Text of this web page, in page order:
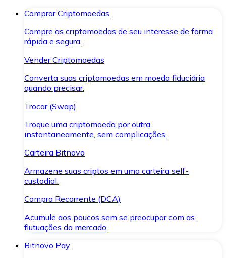
Comprar Criptomoedas
Compre as criptomoedas de seu interesse de forma
rápida e segura.
Vender Criptomoedas
Converta suas criptomoedas em moeda fiduciária
quando precisar.
Trocar (Swap)
Troque uma criptomoeda por outra
instantaneamente, sem complicações.
Carteira Bitnovo
Armazene suas criptos em uma carteira self-
custodial.
Compra Recorrente (DCA)
Acumule aos poucos sem se preocupar com as
flutuações do mercado.
Bitnovo Pay